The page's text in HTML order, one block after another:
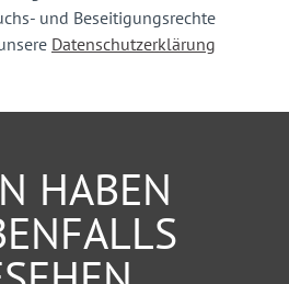
kompakten, praxisbezogenen
für die Anlage
praktischem Bezug die
Hilfestellung bei der
Anmeldung haben Sie die
und Beseitigungsrechte
Datenschutzerklärung
HABEN